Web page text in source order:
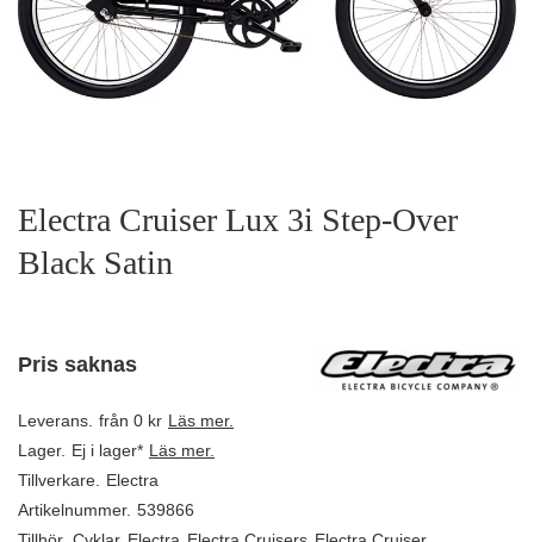
Electra Cruiser Lux 3i Step-Over
Black Satin
Pris saknas
Leverans. från 0 kr Läs mer.
Lager. Ej i lager* Läs mer.
Tillverkare.
Electra
Artikelnummer. 539866